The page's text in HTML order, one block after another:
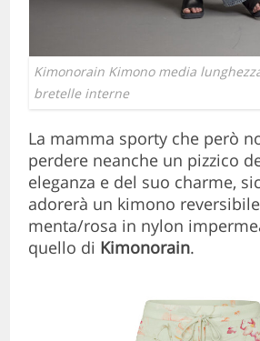
Kimonorain Kimono media
bretelle interne
La mamma sporty che però
perdere neanche un pizzico
eleganza e del suo charme,
adorerà un kimono
menta/rosa in nylon
quello di Kimonorain.